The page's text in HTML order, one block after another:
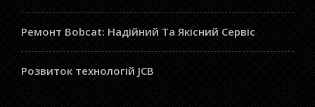
Ремонт Bobcat: Надійний Та Якісний Сервіс
Розвиток технологій JCB